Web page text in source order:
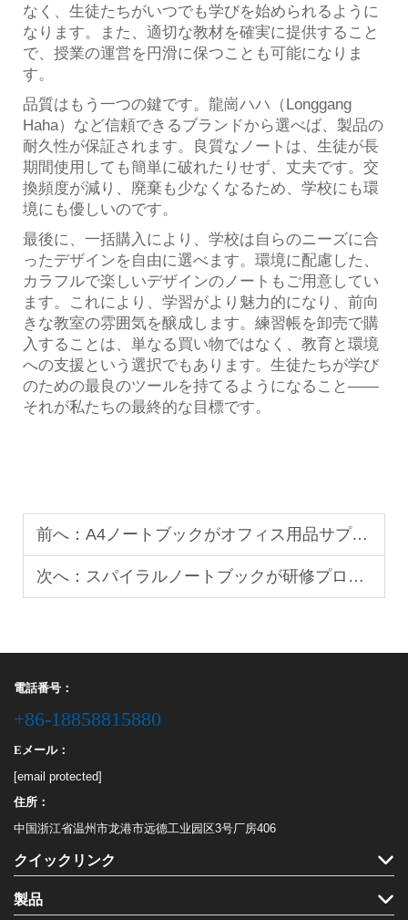
なく、生徒たちがいつでも学びを始められるように
なります。また、適切な教材を確実に提供すること
で、授業の運営を円滑に保つことも可能になりま
す。
品質はもう一つの鍵です。龍崗ハハ（Longgang
Haha）など信頼できるブランドから選べば、製品の
耐久性が保証されます。良質なノートは、生徒が長
期間使用しても簡単に破れたりせず、丈夫です。交
換頻度が減り、廃棄も少なくなるため、学校にも環
境にも優しいのです。
最後に、一括購入により、学校は自らのニーズに合
ったデザインを自由に選べます。環境に配慮した、
カラフルで楽しいデザインのノートもご用意してい
ます。これにより、学習がより魅力的になり、前向
きな教室の雰囲気を醸成します。練習帳を卸売で購
入することは、単なる買い物ではなく、教育と環境
への支援という選択でもあります。生徒たちが学び
のための最良のツールを持てるようになること——
それが私たちの最終的な目標です。
前へ： A4ノートブックがオフィス用品サプライチェーンで最も選ばれる理由
次へ： スパイラルノートブックが研修プログラムおよびワークショップに最適な理由
電話番号：
+86-18858815880
Eメール：
[email protected]
住所：
中国浙江省温州市龙港市远德工业园区3号厂房406
クイックリンク
製品